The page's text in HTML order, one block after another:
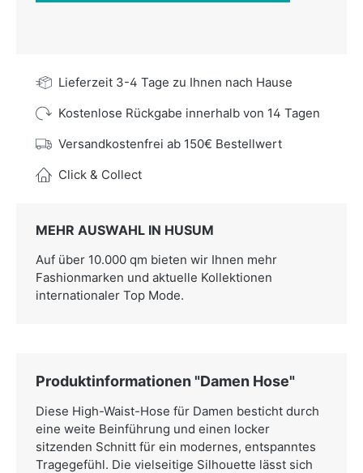
Lieferzeit 3-4 Tage zu Ihnen nach Hause
Kostenlose Rückgabe innerhalb von 14 Tagen
Versandkostenfrei ab 150€ Bestellwert
Click & Collect
MEHR AUSWAHL IN HUSUM
Auf über 10.000 qm bieten wir Ihnen mehr
Fashionmarken und aktuelle Kollektionen
internationaler Top Mode.
Produktinformationen "Damen Hose"
Diese High-Waist-Hose für Damen besticht durch
eine weite Beinführung und einen locker
sitzenden Schnitt für ein modernes, entspanntes
Tragegefühl. Die vielseitige Silhouette lässt sich